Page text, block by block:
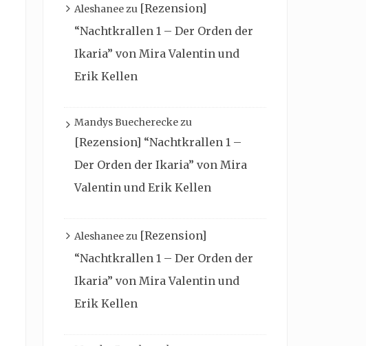
Aleshaneezu [Rezension]
“Nachtkrallen 1 – Der Orden der
Ikaria” von Mira Valentin und
Erik Kellen
Mandys Buechereckezu
[Rezension] “Nachtkrallen 1 –
Der Orden der Ikaria” von Mira
Valentin und Erik Kellen
Aleshaneezu [Rezension]
“Nachtkrallen 1 – Der Orden der
Ikaria” von Mira Valentin und
Erik Kellen